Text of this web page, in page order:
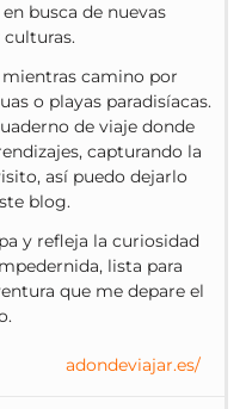
busca de nuevas
culturas.
camino por
o playas paradisíacas.
de viaje donde
capturando la
así puedo dejarlo
blog.
y refleja la curiosidad
lista para
que me depare el
adondeviajar.es/